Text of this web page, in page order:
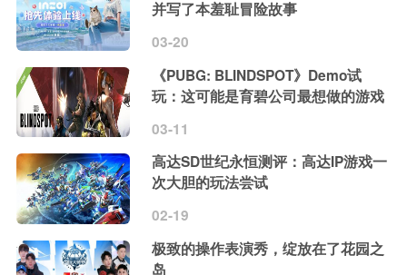
并写了本羞耻冒险故事
03-20
《PUBG: BLINDSPOT》Demo试
玩：这可能是育碧公司最想做的游戏
03-11
高达SD世纪永恒测评：高达IP游戏一
次大胆的玩法尝试
02-19
极致的操作表演秀，绽放在了花园之
岛